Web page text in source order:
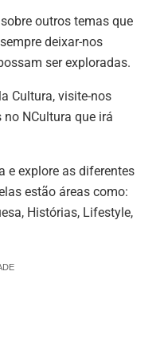
outros temas que
deixar-nos
ser exploradas.
Cultura, visite-nos
NCultura que irá
e explore as diferentes
estão áreas como:
Histórias, Lifestyle,